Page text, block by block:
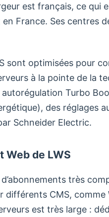
est français, ce qui
France. Ses centres
sont optimisées pour
à la pointe de la
Turbo
des réglages
Schneider Electric.
Web de LWS
très
différents CMS,
est très large :